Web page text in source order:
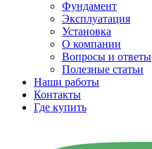
Фундамент
Эксплуатация
Установка
О компании
Вопросы и ответы
Полезные статьи
Наши работы
Контакты
Где купить